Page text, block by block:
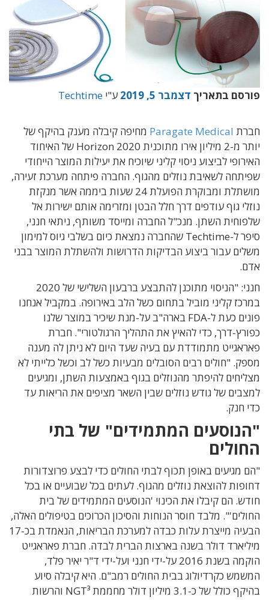
פורסם בתאריך דצמבר 5, 2019 ע"י Techtime
חברת Paragate Medical מחיפה קיבלה מענק בהיקף של
יותר מ-2 מיליון אירו מתוכנית Horizon 2020 של האיחוד
האירופי לביצוע ניסוי קליני שיוכיח את יעילות המוצר הייחודי
שפיתחה לשאיבת נוזלים מהגוף. החברה פיתחה מערכת זעירה,
מושתלת ומבוקרת הפועלת 24 שעות ביממה אשר מנקזת
נוזלי גוף עודפים דרך חלל הבטן ומזרימה אותם ישירות אל
שלפוחית השתן. מנכ"ל החברה ומייסד משותף, ניתאי חנני,
סיפר ל-Techtime שהחברה נמצאת כיום בשלבי גיוס למימון
משלים עבור ביצוע הבדיקות הדרושות ולהשתלת המוצר בבני
אדם.
חנני: "הניסוי מתוכנן להתבצע ברבעון השלישי של 2020
במרכז קליני מוביל בתחום כשל הלב באירופה. במקביל אנחנו
פונים כעת ל-FDA בארה"ב על-מנת שיכיר במוצר שלנו
כפורץ-דרך, כדי להאיץ את התהליך הרגולטורי". חברת
פאראגייט מתמודדת עם בעיה שעד היום לא ניתן לה מענה
מספק. "חולים רבים הסובלים מבעיות כשל לב וכשל כלייתי לא
מצליחים להיפתר מהנוזלים בגוף באמצעות השתן, ומגיעים
למצבים של גודש נוזלים שבין השאר מציפים את הריאות עד
כדי חנק.
"הנוסעים המתמידים" של בתי
החולים
"הם מגיעים באופן תכוף לבתי החולים כדי לבצע פרוצדורות
דחופות להוצאת נוזלים מהגוף. לעתים בכל שבועיים או בכל
חודש. הם קיבלו את הכינוי 'הנוסעים המתמידים של בית
החולים'". מלבד חוסר הנוחות והסיכון הכרוכים בטיפולים האלה,
הבעיה מייצרת עלות כבדה למערכת הבריאות, הנאמדת בכ-17
מיליארד דולר בשנה בארצות הברית לבדה. חברת פאראגייט
הוקמה בשנת 2016 על-ידי חנני ועל-ידי ד"ר יאיר פלד,
המשמש כקרדיולוג בבית החולים רמב"ם. היא קיבלה סיוע
בהיקף כולל של כ-3.1 מיליון דולר מחממת NGT³ והרשות